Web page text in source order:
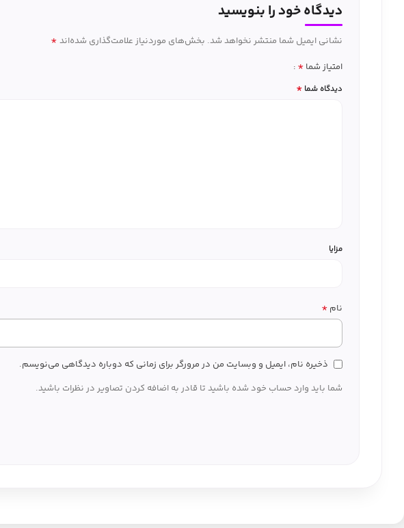
دیدگاه خود را بنویسید
نشانی ایمیل شما منتشر نخواهد شد. بخش‌های موردنیاز علامت‌گذاری شده‌اند *
امتیاز شما *
دیدگاه شما *
مزایا
نام *
ذخیره نام، ایمیل و وبسایت من در مرورگر برای زمانی که دوباره دیدگاهی می‌نویسم.
شما باید وارد حساب خود شده باشید تا قادر به اضافه کردن تصاویر در نظرات باشید.